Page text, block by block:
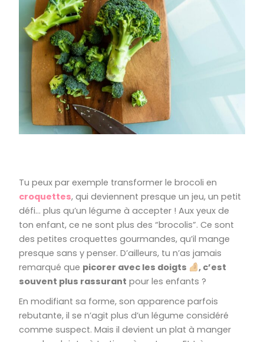
Tu peux par exemple transformer le brocoli en
croquettes, qui deviennent presque un jeu, un petit
défi… plus qu’un légume à accepter ! Aux yeux de
ton enfant, ce ne sont plus des “brocolis”. Ce sont
des petites croquettes gourmandes, qu’il mange
presque sans y penser. D’ailleurs, tu n’as jamais
remarqué que picorer avec les doigts
, c’est
souvent plus rassurant pour les enfants ?
En modifiant sa forme, son apparence parfois
rebutante, il se n’agit plus d’un légume considéré
comme suspect. Mais il devient un plat à manger